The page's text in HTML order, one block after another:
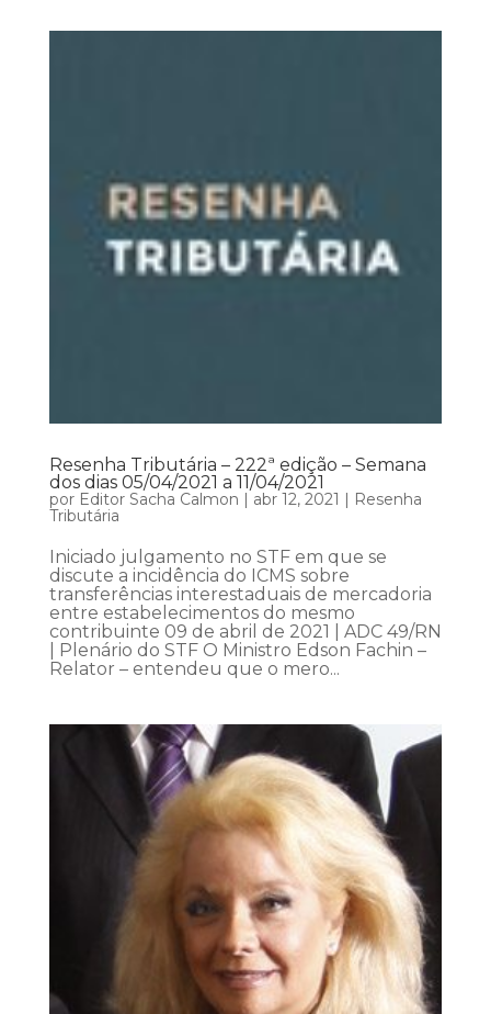
Resenha Tributária – 222ª edição – Semana
dos dias 05/04/2021 a 11/04/2021
por Editor Sacha Calmon | abr 12, 2021 | Resenha
Tributária
Iniciado julgamento no STF em que se
discute a incidência do ICMS sobre
transferências interestaduais de mercadoria
entre estabelecimentos do mesmo
contribuinte 09 de abril de 2021 | ADC 49/RN
| Plenário do STF O Ministro Edson Fachin –
Relator – entendeu que o mero...